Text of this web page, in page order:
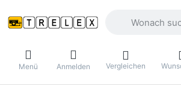
Menü Anmelden Vergleichen